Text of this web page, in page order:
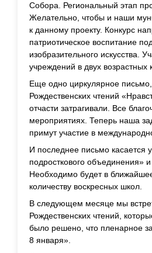
Собора. Региональный этап
Желательно, чтобы и наши
к данному проекту. Конкурс
патриотическое воспитание
изобразительного искусства.
учреждений в двух возрастных
Еще одно циркулярное
Рождественских чтений
отчасти затрагивали. Все
мероприятиях. Теперь наша
примут участие в
И последнее письмо касается
подросткового объединения»
Необходимо будет в
количеству воскресных школ.
В следующем месяце мы
Рождественских чтений,
было решено, что пленарное
8 января».